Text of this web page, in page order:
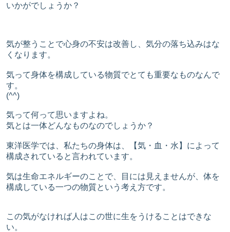
いかがでしょうか？
気が整うことで心身の不安は改善し、気分の落ち込みはな
くなります。
気って身体を構成している物質でとても重要なものなんで
す。
(^^)
気って何って思いますよね。
気とは一体どんなものなのでしょうか？
東洋医学では、私たちの身体は、【気・血・水】によって
構成されていると言われています。
気は生命エネルギーのことで、目には見えませんが、体を
構成している一つの物質という考え方です。
この気がなければ人はこの世に生をうけることはできな
い。